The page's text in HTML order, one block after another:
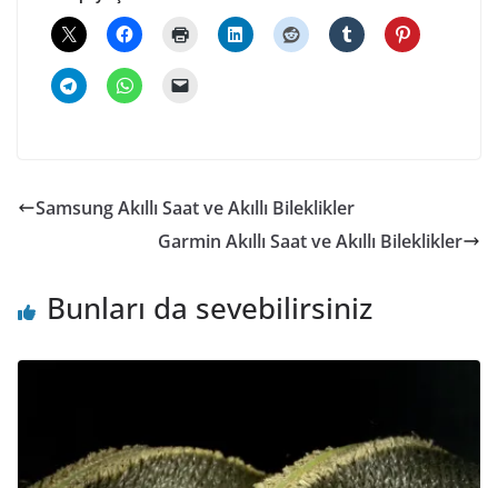
Samsung Akıllı Saat ve Akıllı Bileklikler
Garmin Akıllı Saat ve Akıllı Bileklikler
Bunları da sevebilirsiniz